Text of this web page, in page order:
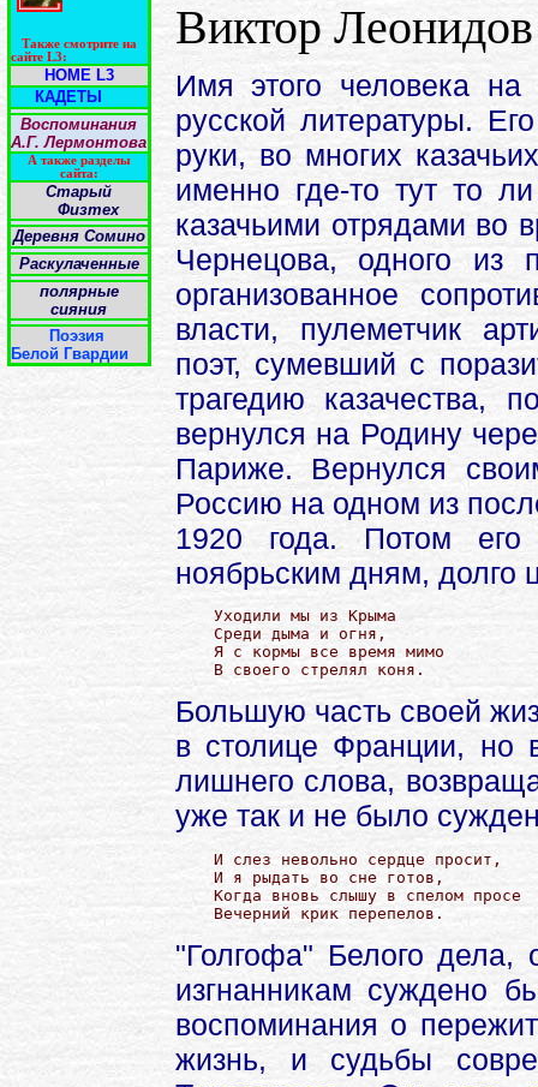
Также смотрите на
сайте L3:
HOME L3
КАДЕТЫ
Воспоминания
А.Г. Лермонтова
А также разделы
сайта:
Старый
Физтех
Деревня Сомино
Раскулаченные
полярные
сияния
Поэзия
Белой Гвардии
Виктор Леонидов
Имя этого человека на
русской литературы.
руки, во многих
именно где-то тут то
казачьими отрядами во
Чернецова, одного из
организованное
власти, пулеметчик
поэт, сумевший с
трагедию казачества,
вернулся на Родину
Париже. Вернулся
Россию на одном из
1920 года. Потом его
ноябрьским дням, долго
Уходили мы из Крыма
Среди дыма и огня,
Я с кормы все время мимо
В своего стрелял коня.
Большую часть своей
в столице Франции, но
лишнего слова,
уже так и не было
И слез невольно сердце просит,
И я рыдать во сне готов,
Когда вновь слышу в спелом просе
Вечерний крик перепелов.
"Голгофа" Белого дела,
изгнанникам суждено
воспоминания о
жизнь, и судьбы